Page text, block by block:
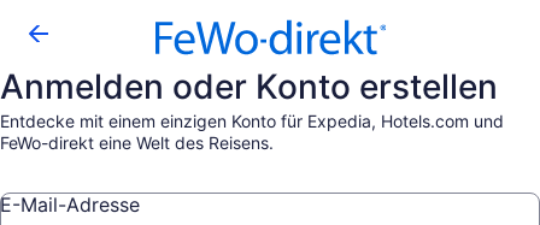
Anmelden oder Konto erstellen
Entdecke mit einem einzigen Konto für Expedia, Hotels.com und
FeWo-direkt eine Welt des Reisens.
E-Mail-Adresse